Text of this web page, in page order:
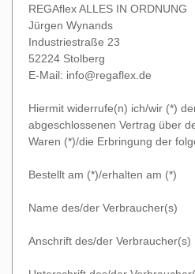
REGAflex ALLES IN ORDNUNG
Jürgen Wynands
Industriestraße 23
52224 Stolberg
E-Mail: info@regaflex.de
Hiermit widerrufe(n) ich/wir (*)
abgeschlossenen Vertrag über
Waren (*)/die Erbringung der
Bestellt am (*)/erhalten am (*)
Name des/der Verbraucher(s)
Anschrift des/der Verbraucher(s)